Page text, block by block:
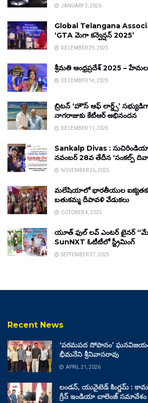
JANUARY 3, 2026
Global Telangana
‘GTA మెగా కన్వెన్షన్ 2025’
DECEMBER 29, 2025
శ్రీమతి ఆంధ్రప్రదేశ్ 2025 –
DECEMBER 14, 2025
బ్రిటన్ ‘హౌస్ ఆఫ్ లార్డ్స్’
నాగరాజుకు కేటీఆర్ అభినందన
DECEMBER 11, 2025
Sankalp Divas :
నవంబర్ 28వ తేదీన ‘సంకల్ప్
NOVEMBER 26, 2025
మలేషియాలో భారతీయుల ఐక్యతకు
బతుకమ్మ దీపావళి వేడుకలు
OCTOBER 4, 2025
యూత్ ఫుల్ లవ్ ఎంటర్ టైనర్
SunNXT ఓటీటీలో స్ట్రీమింగ్
SEPTEMBER 27, 2025
Recent News
‘పరమపద సోపానం’ ఘనవిజయం
భీమనేని శ్రీనివాసరావు
APRIL 21, 2026
లండన్, యునైటెడ్ కింగ్డమ్ :
గ్రీన్ ఇండియా చాలెంజ్ సమావేశం